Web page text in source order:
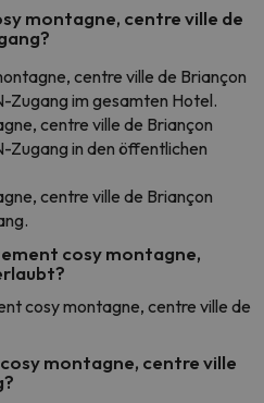
montagne, centre ville de
centre ville de Briançon
im gesamten Hotel.
centre ville de Briançon
in den öffentlichen
centre ville de Briançon
cosy montagne,
cosy montagne, centre ville de
montagne, centre ville